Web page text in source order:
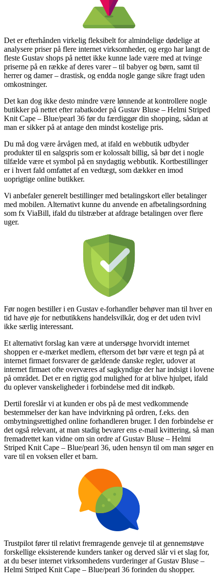
Det er efterhånden virkelig fleksibelt for almindelige dødelige at
analysere priser på flere internet virksomheder, og ergo har langt de
fleste Gustav shops på nettet ikke kunne lade være med at tvinge
priserne på en række af deres varer – til babyer og børn, samt til
herrer og damer – drastisk, og endda nogle gange sikre fragt uden
omkostninger.
Det kan dog ikke desto mindre være lønnende at kontrollere nogle
butikker på nettet efter rabatkoder på Gustav Bluse – Helmi Striped
Knit Cape – Blue/pearl 36 før du færdiggør din shopping, sådan at
man er sikker på at antage den mindst kostelige pris.
Du må dog være årvågen med, at ifald en webbutik udbyder
produkter til en salgspris som er kolossalt billig, så bør det i nogle
tilfælde være et symbol på en snydagtig webbutik. Kortbestillinger
er i hvert fald omfattet af en vedtægt, som dækker en imod
uoprigtige online butikker.
Vi anbefaler generelt bestillinger med betalingskort eller betalinger
med mobilen. Alternativt kunne du anvende en afbetalingsordning
som fx ViaBill, ifald du tilstræber at afdrage betalingen over flere
uger.
Før nogen bestiller i en Gustav e-forhandler behøver man til hver en
tid have øje for netbutikkens handelsvilkår, dog er det uden tvivl
ikke særlig interessant.
Et alternativt forslag kan være at undersøge hvorvidt internet
shoppen er e-mærket medlem, eftersom det bør være et tegn på at
internet firmaet forsvarer de gældende danske regler, udover at
internet firmaet ofte overværes af sagkyndige der har indsigt i lovene
på området. Det er en rigtig god mulighed for at blive hjulpet, ifald
du oplever vanskeligheder i forbindelse med dit indkøb.
Dertil foreslår vi at kunden er obs på de mest vedkommende
bestemmelser der kan have indvirkning på ordren, f.eks. den
ombytningsrettighed online forhandleren bruger. I den forbindelse er
det også relevant, at man stadig bevarer ens e-mail kvittering, så man
fremadrettet kan vidne om sin ordre af Gustav Bluse – Helmi
Striped Knit Cape – Blue/pearl 36, uden hensyn til om man søger en
vare til en voksen eller et barn.
Trustpilot fører til relativt fremragende genveje til at gennemstøve
forskellige eksisterende kunders tanker og derved slår vi et slag for,
at du beser internet virksomhedens vurderinger af Gustav Bluse –
Helmi Striped Knit Cape – Blue/pearl 36 forinden du shopper.